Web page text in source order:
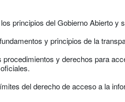
principios del Gobierno Abierto y
y principios de la
procedimientos y derechos para
del derecho de acceso a la